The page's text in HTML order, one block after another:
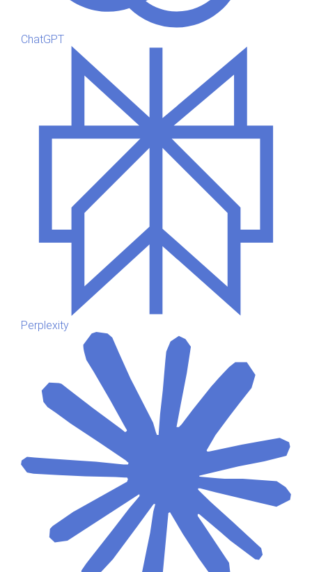
ChatGPT
Perplexity